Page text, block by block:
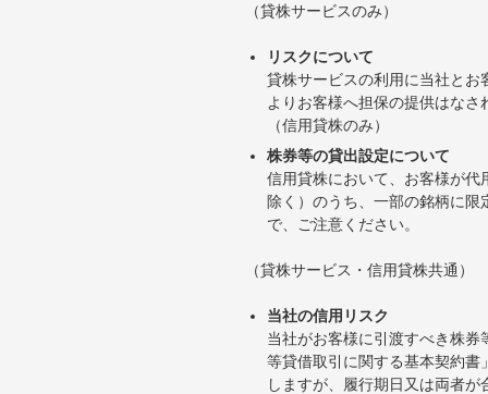
（貸株サービスのみ）
リスクについて
貸株サービスの利用に当社と
よりお客様へ担保の提供はな
（信用貸株のみ）
株券等の貸出設定について
信用貸株において、お客様が
除く）のうち、一部の銘柄に
で、ご注意ください。
（貸株サービス・信用貸株共通）
当社の信用リスク
当社がお客様に引渡すべき株
等貸借取引に関する基本契約
しますが、履行期日又は両者